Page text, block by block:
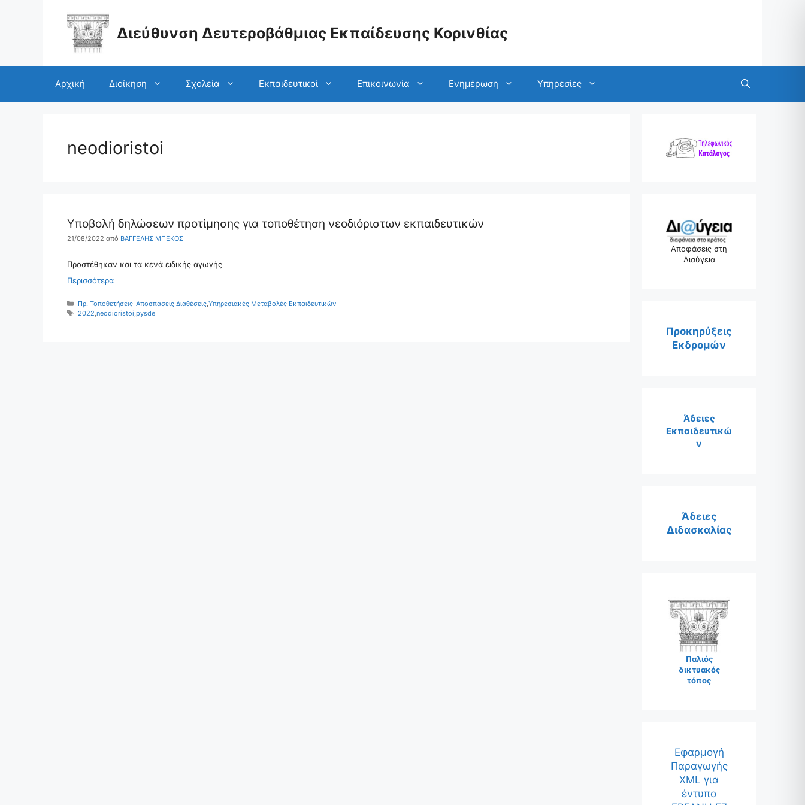
Διεύθυνση Δευτεροβάθμιας Εκπαίδευσης Κορινθίας
Αρχική Διοίκηση Σχολεία Εκπαιδευτικοί Επικοινωνία Ενημέρωση Υπηρεσίες
neodioristoi
Υποβολή δηλώσεων προτίμησης για τοποθέτηση νεοδιόριστων εκπαιδευτικών
21/08/2022 από ΒΑΓΓΕΛΗΣ ΜΠΕΚΟΣ
Προστέθηκαν και τα κενά ειδικής αγωγής
Περισσότερα
Κατηγορίες
Πρ. Τοποθετήσεις-Αποσπάσεις Διαθέσεις, Υπηρεσιακές Μεταβολές Εκπαιδευτικών
Ετικέτες
2022 neodioristoi pysde
Αποφάσεις στη
Διαύγεια
Προκηρύξεις
Εκδρομών
Άδειες
Εκπαιδευτικώ
ν
Άδειες
Διδασκαλίας
Παλιός
δικτυακός
τόπος
Εφαρμογή
Παραγωγής
XML για
έντυπο